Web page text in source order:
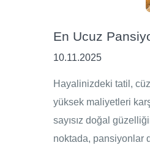
En Ucuz
10.11.2025
Hayalinizdeki tatil,
yüksek maliyetleri
sayısız doğal
noktada, pansiyonlar